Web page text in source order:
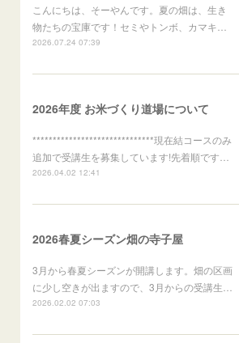
こんにちは、そーやんです。夏の畑は、生き
物たちの宝庫です！セミやトンボ、カマキ…
2026.07.24 07:39
2026年度 お米づくり道場について
******************************現在結コースのみ
追加で受講生を募集しています!先着順です…
2026.04.02 12:41
2026春夏シーズン畑の寺子屋
3月から春夏シーズンが開講します。畑の区画
に少し空きが出ますので、3月からの受講生…
2026.02.02 07:03